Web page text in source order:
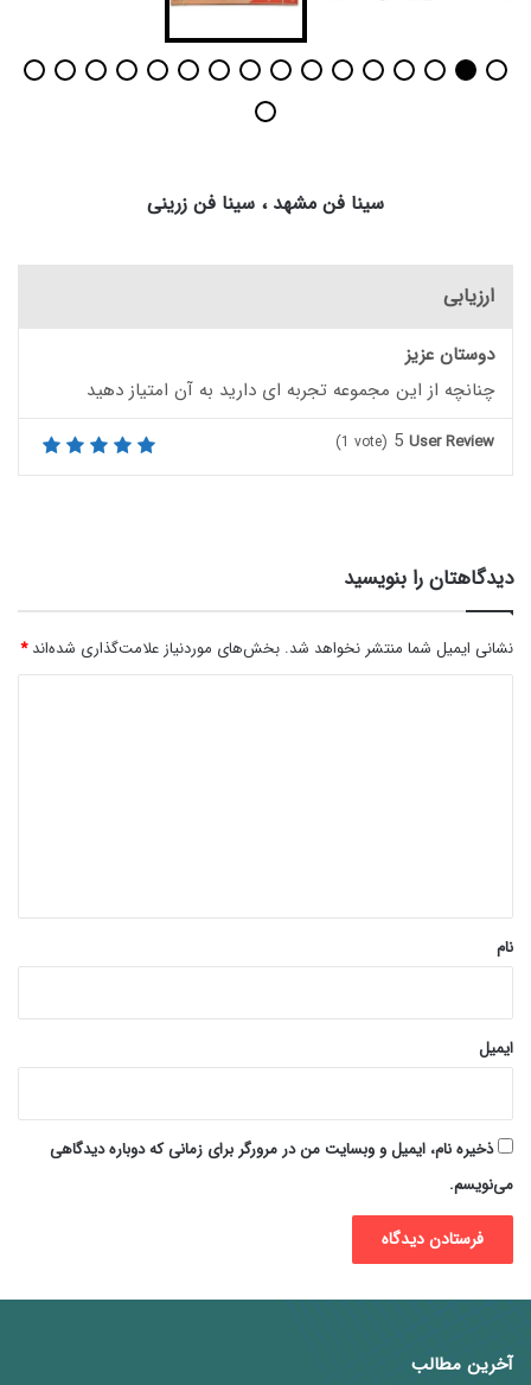
سینا فن مشهد ، سینا فن زرینی
ارزیابی
دوستان عزیز
چنانچه از این مجموعه تجربه ای دارید به آن امتیاز دهید
User Review
5
(1 vote)
دیدگاهتان را بنویسید
نشانی ایمیل شما منتشر نخواهد شد. بخش‌های موردنیاز علامت‌گذاری شده‌اند*
نام
ایمیل
ذخیره نام، ایمیل و وبسایت من در مرورگر برای زمانی که دوباره دیدگاهی
می‌نویسم.
آخرین مطالب